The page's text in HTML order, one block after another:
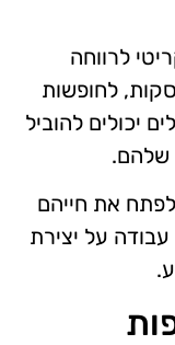
לרווחה
לחופשות
יכולים להוביל
שלהם.
את חייהם
על יצירת